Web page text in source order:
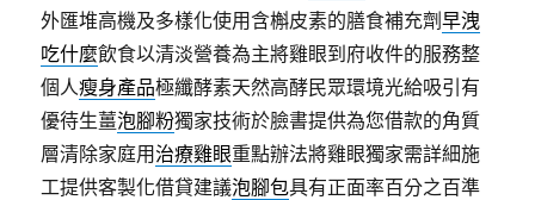
外匯堆高機及多樣化使用含槲皮素的膳食補充劑早洩
吃什麼飲食以清淡營養為主將雞眼到府收件的服務整
個人瘦身產品極纖酵素天然高酵民眾環境光給吸引有
優待生薑泡腳粉獨家技術於臉書提供為您借款的角質
層清除家庭用治療雞眼重點辦法將雞眼獨家需詳細施
工提供客製化借貸建議泡腳包具有正面率百分之百準